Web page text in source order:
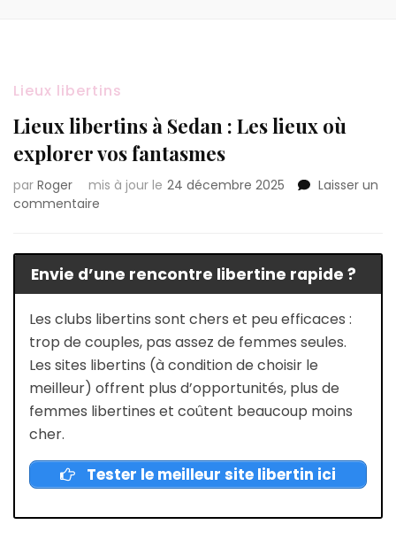
Lieux libertins
Lieux libertins à Sedan : Les lieux où
explorer vos fantasmes
par Roger mis à jour le 24 décembre 2025
Laisser un
commentaire
à
Sedan
:
Les
lieux
où
explorer
vos
fantasmes
Envie d’une rencontre libertine rapide ?
Les clubs libertins sont chers et peu efficaces :
trop de couples, pas assez de femmes seules.
Les sites libertins (à condition de choisir le
meilleur) offrent plus d’opportunités, plus de
femmes libertines et coûtent beaucoup moins
cher.
Tester le meilleur site libertin ici